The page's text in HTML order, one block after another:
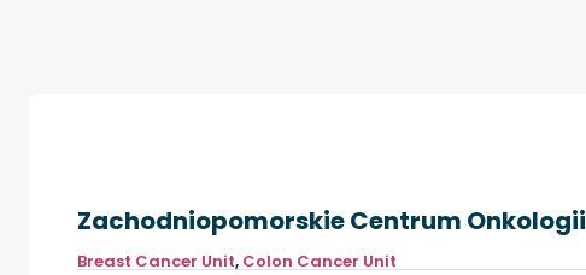
Zachodniopomorskie Centrum Onkologii
Breast Cancer Unit, Colon Cancer Unit